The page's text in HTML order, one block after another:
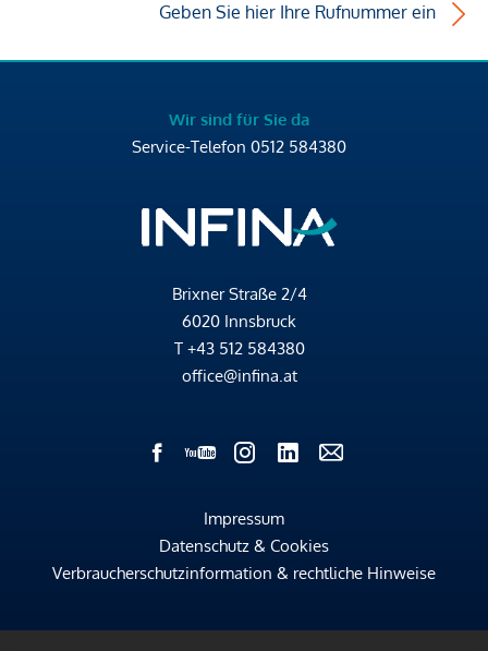
Geben Sie hier Ihre Rufnummer ein
Wir sind für Sie da
Service-Telefon 0512 584380
Brixner Straße 2/4
6020 Innsbruck
T +43 512 584380
office@infina.at
Impressum
Datenschutz & Cookies
Verbraucherschutzinformation & rechtliche Hinweise